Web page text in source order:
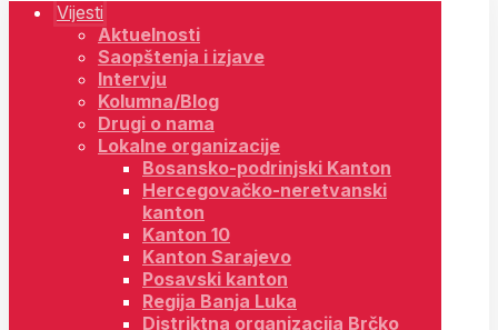
Vijesti
Aktuelnosti
Saopštenja i izjave
Intervju
Kolumna/Blog
Drugi o nama
Lokalne organizacije
Bosansko-podrinjski Kanton
Hercegovačko-neretvanski
kanton
Kanton 10
Kanton Sarajevo
Posavski kanton
Regija Banja Luka
Distriktna organizacija Brčko